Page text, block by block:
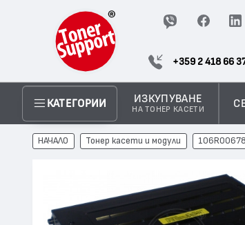
+359 2 418 66
КАТЕГОРИИ ИЗКУПУВАНЕ
НА ТОНЕР КАСЕТИ
НАЧАЛО Тонер касети и модули 106R00678